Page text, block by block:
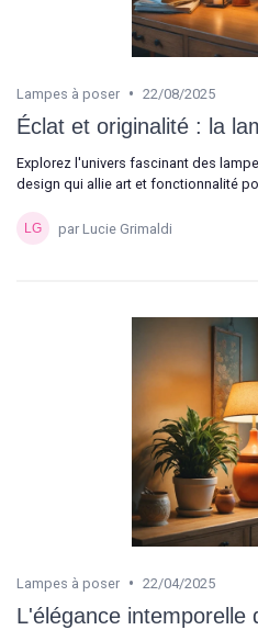
Lampes à poser • 22/08/2025
Éclat et originalité : la
Explorez l'univers fascinant des
design qui allie art et fonctionnalité
par Lucie Grimaldi
Lampes à poser • 22/04/2025
L'élégance intemporelle